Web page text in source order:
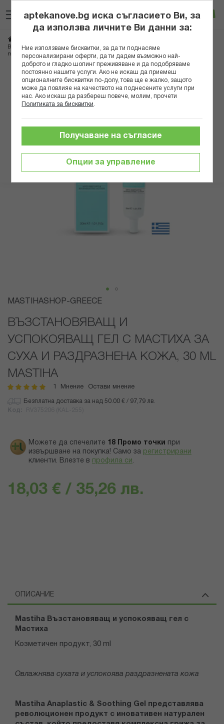
към
съдържанието
Вход
Възстановяващ и успокояващ гел с Мастиха за суха и раздразнена кожа, 30
ml Mastiha
Преминете
края
галерията
изображенията
Преминете
началото
галерия
със
снимки
MASTIHASHOP-GREECE
ВЪЗСТАНОВЯВАЩ И
УСПОКОЯВАЩ ГЕЛ С МАСТИХА ЗА
СУХА И РАЗДРАЗНЕНА КОЖА, 30 ML
MASTIHA
рейтинг:
Мнение Остави мнение
Безплатна доставка за над 50.00 € / 97,79 лв.
Можете да спечелите 18 Промо точки
при
извършване на покупка! Само за регистрирани
клиенти. Влезте в профила си .
18,03 € / 35,26 лв.
ОПИСАНИЕ
Mastiha Възстановяващ и успокояващ гел с
Мастиха
Козметичен продукт, 30 ml
Овлажнява сухата и успокоява раздразнената кожа
Mastiha Anaplastic & Soothing Gel представлява
революционен продукт с иновативен натурален
aptekanove.bg иска съгласието Ви, за
да използва личните Ви данни за:
Ние използваме бисквитки, за да ти поднасяме
персонализирани оферти, да ти дадем възможно най-
доброто и гладко шопинг преживяване и да подобряваме
постоянно нашите услуги. Ако не искаш да приемеш
опционалните бисквитки по-долу, това ще е жалко, защото
може да повлияе на качеството на поднесените услуги при
нас. Ако искаш да разбереш повече, молим, прочети
Политиката за бисквитки
Опции за управление
Получаване на съгласие